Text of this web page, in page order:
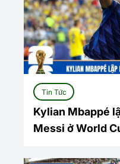
Tin Tức
Kylian Mbappé
Messi ở World